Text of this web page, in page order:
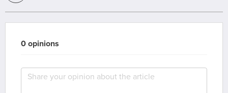
0 opinions